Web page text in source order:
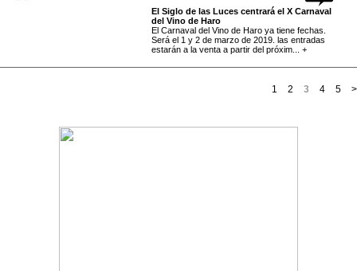
El Siglo de las Luces centrará el X Carnaval
del Vino de Haro
El Carnaval del Vino de Haro ya tiene fechas.
Será el 1 y 2 de marzo de 2019. las entradas
estarán a la venta a partir del próxim... +
>
1 2 3 4 5